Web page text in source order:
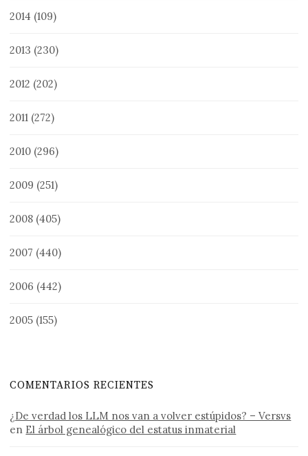
2014 (109)
2013 (230)
2012 (202)
2011 (272)
2010 (296)
2009 (251)
2008 (405)
2007 (440)
2006 (442)
2005 (155)
COMENTARIOS RECIENTES
¿De verdad los LLM nos van a volver estúpidos? – Versvs
en El árbol genealógico del estatus inmaterial